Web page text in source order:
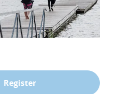
Register